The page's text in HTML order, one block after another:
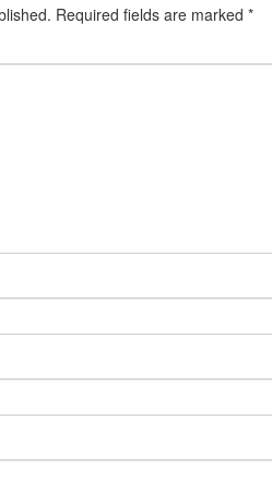
Required fields are marked *